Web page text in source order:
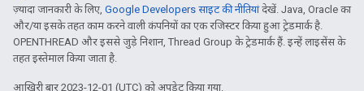
ज़्यादा जानकारी के लिए, Google Developers साइट की नीतियांदेखें. Java, Oracle का
और/या इसके तहत काम करने वाली कंपनियों का एक रजिस्टर किया हुआ ट्रेडमार्क है.
OPENTHREAD और इससे जुड़े निशान, Thread Group के ट्रेडमार्क हैं. इन्हें लाइसेंस के
तहत इस्तेमाल किया जाता है.
आखिरी बार 2023-12-01 (UTC) को अपडेट किया गया.